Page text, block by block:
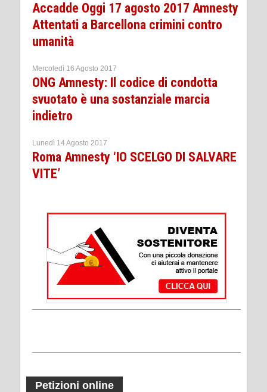
Accadde Oggi 17 agosto 2017 Amnesty
Attentati a Barcellona crimini contro
umanità
Mercoledì 16 Agosto 2017
ONG Amnesty: Il codice di condotta
svuotato è una sostanziale marcia
indietro
Lunedì 14 Agosto 2017
Roma Amnesty ‘IO SCELGO DI SALVARE
VITE’
Petizioni online